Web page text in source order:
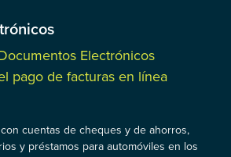
Electrónicos
pago de facturas en línea
cuentas de cheques y de ahorros,
y préstamos para automóviles en los